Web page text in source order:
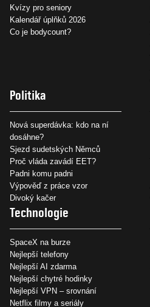
Kvízy pro seniory
Kalendář úplňků 2026
Co je bodycount?
Politika
Nová superdávka: kdo na ní
dosáhne?
Sjezd sudetských Němců
Proč vláda zavádí EET?
Padni komu padni
Výpověď z práce vzor
Divoký kačer
Technologie
SpaceX na burze
Nejlepší telefony
Nejlepší AI zdarma
Nejlepší chytré hodinky
Nejlepší VPN – srovnání
Netflix filmy a seriály